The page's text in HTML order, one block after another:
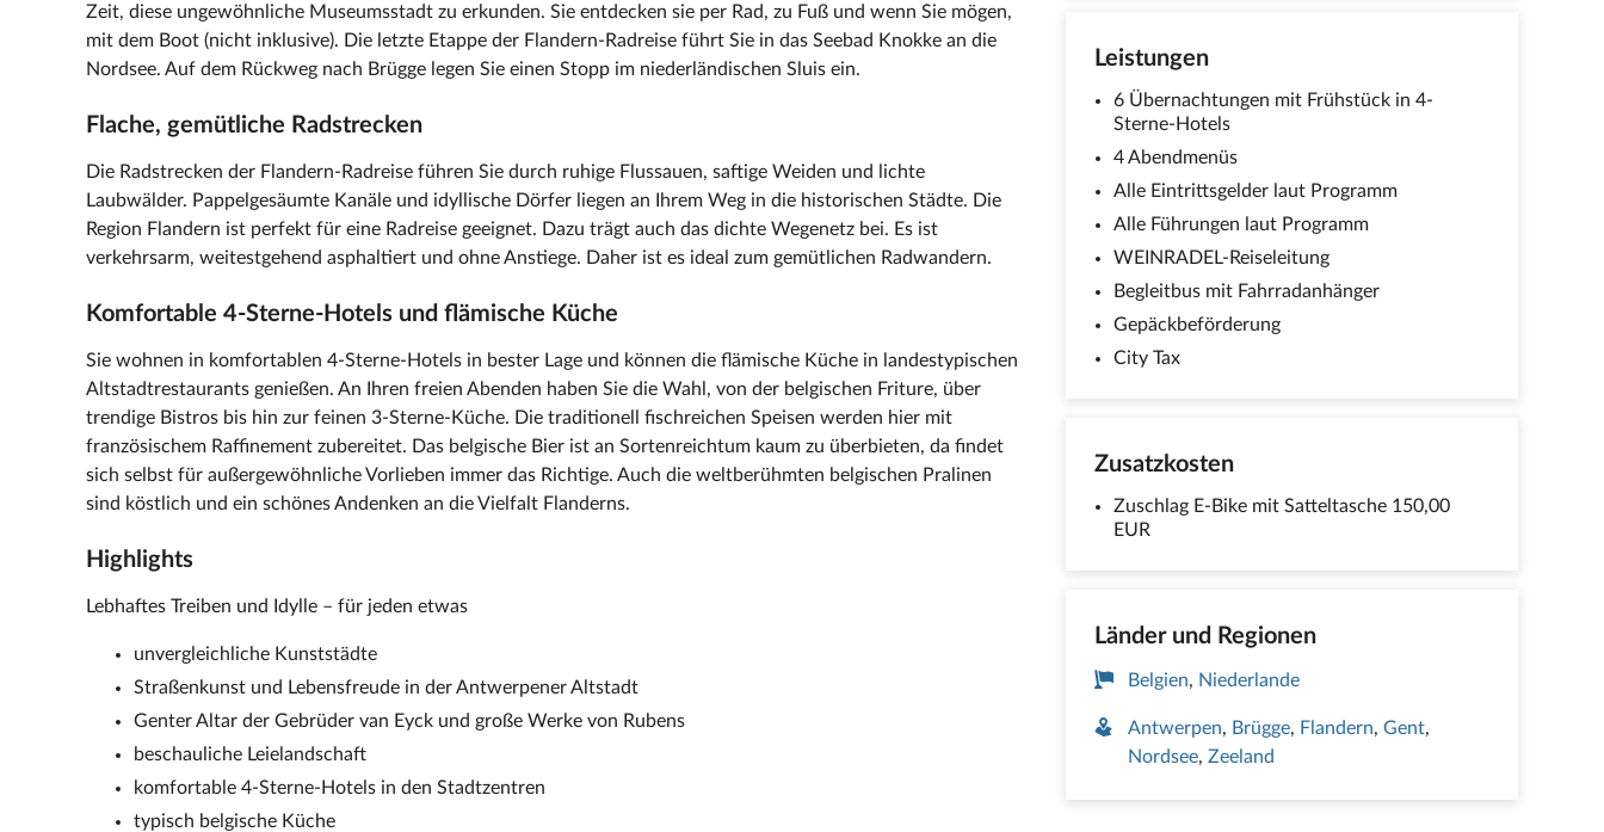
Zeit, diese ungewöhnliche Museumsstadt zu erkunden. Sie entdecken sie per Rad, zu Fuß und wenn Sie mögen,
mit dem Boot (nicht inklusive). Die letzte Etappe der Flandern-Radreise führt Sie in das Seebad Knokke an die
Nordsee. Auf dem Rückweg nach Brügge legen Sie einen Stopp im niederländischen Sluis ein.
Flache, gemütliche Radstrecken
Die Radstrecken der Flandern-Radreise führen Sie durch ruhige Flussauen, saftige Weiden und lichte
Laubwälder. Pappelgesäumte Kanäle und idyllische Dörfer liegen an Ihrem Weg in die historischen Städte. Die
Region Flandern ist perfekt für eine Radreise geeignet. Dazu trägt auch das dichte Wegenetz bei. Es ist
verkehrsarm, weitestgehend asphaltiert und ohne Anstiege. Daher ist es ideal zum gemütlichen Radwandern.
Komfortable 4-Sterne-Hotels und flämische Küche
Sie wohnen in komfortablen 4-Sterne-Hotels in bester Lage und können die flämische Küche in landestypischen
Altstadtrestaurants genießen. An Ihren freien Abenden haben Sie die Wahl, von der belgischen Friture, über
trendige Bistros bis hin zur feinen 3-Sterne-Küche. Die traditionell fischreichen Speisen werden hier mit
französischem Raffinement zubereitet. Das belgische Bier ist an Sortenreichtum kaum zu überbieten, da findet
sich selbst für außergewöhnliche Vorlieben immer das Richtige. Auch die weltberühmten belgischen Pralinen
sind köstlich und ein schönes Andenken an die Vielfalt Flanderns.
Highlights
Lebhaftes Treiben und Idylle – für jeden etwas
unvergleichliche Kunststädte
Straßenkunst und Lebensfreude in der Antwerpener Altstadt
Genter Altar der Gebrüder van Eyck und große Werke von Rubens
beschauliche Leielandschaft
komfortable 4-Sterne-Hotels in den Stadtzentren
typisch belgische Küche
Leistungen
6 Übernachtungen mit Frühstück in 4-
Sterne-Hotels
4 Abendmenüs
Alle Eintrittsgelder laut Programm
Alle Führungen laut Programm
WEINRADEL-Reiseleitung
Begleitbus mit Fahrradanhänger
Gepäckbeförderung
City Tax
Zusatzkosten
Zuschlag E-Bike mit Satteltasche 150,00
EUR
Länder und Regionen
Belgien Niederlande
Antwerpen Brügge Flandern Gent
Nordsee Zeeland